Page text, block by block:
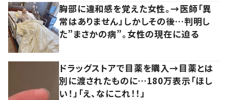
胸部に違和感を覚えた女性。→医師「異
常はありません」しかしその後…判明し
た”まさかの病”。女性の現在に迫る
ドラッグストアで目薬を購入→目薬とは
別に渡されたものに…180万表示「ほし
い！」「え、なにこれ！！」